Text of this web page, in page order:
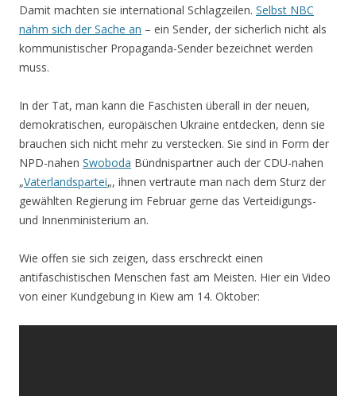
Damit machten sie international Schlagzeilen. Selbst NBC
nahm sich der Sache an – ein Sender, der sicherlich nicht als
kommunistischer Propaganda-Sender bezeichnet werden
muss.
In der Tat, man kann die Faschisten überall in der neuen,
demokratischen, europäischen Ukraine entdecken, denn sie
brauchen sich nicht mehr zu verstecken. Sie sind in Form der
NPD-nahen Swoboda Bündnispartner auch der CDU-nahen
„Vaterlandspartei„, ihnen vertraute man nach dem Sturz der
gewählten Regierung im Februar gerne das Verteidigungs-
und Innenministerium an.
Wie offen sie sich zeigen, dass erschreckt einen
antifaschistischen Menschen fast am Meisten. Hier ein Video
von einer Kundgebung in Kiew am 14. Oktober: